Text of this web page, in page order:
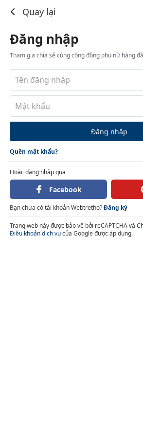
Quay lại
Đăng nhập
Tham gia chia sẻ cùng cộng đồng phụ nữ hàng
Đăng nhập
Quên mật khẩu?
Hoặc đăng nhập qua
Facebook
Bạn chưa có tài khoản Webtretho?Đăng ký
Trang web này được bảo vệ bởi reCAPTCHA và
Điều khoản dịch vụcủa Google được áp dụng.